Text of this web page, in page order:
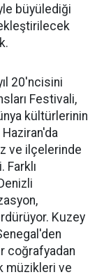
büyülediği
20'ncisini
Festivali,
kültürlerinin
ve ilçelerinde
Farklı
Kuzey
coğrafyadan
müzikleri ve